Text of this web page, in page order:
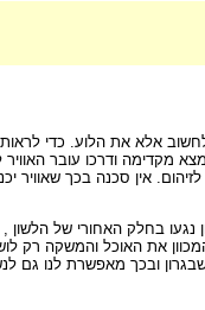
אלא את הלוע. כדי לראות
מקדימה ודרכו עובר האוויר
אין סכנה בכך שאוויר
נגעו בחלק האחורי של הלשון
את האוכל והמשקה רק
ובכך מאפשרת לנו גם